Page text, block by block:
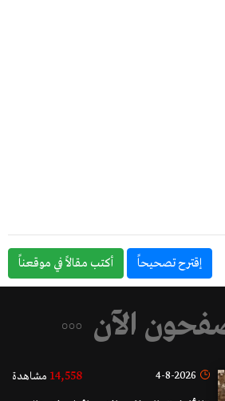
إقترح تصحيحاً أكتب مقالاً في موقعناً
الآن
4-8-2026
14,558 مشاهدة